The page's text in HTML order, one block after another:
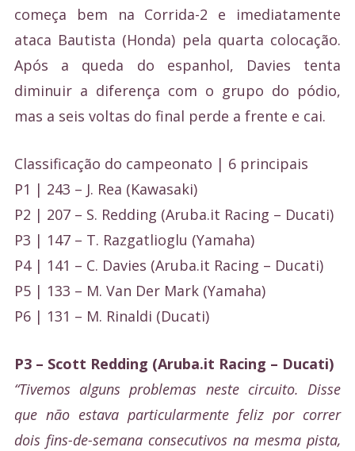
começa bem na Corrida-2 e imediatamente
ataca Bautista (Honda) pela quarta colocação.
Após a queda do espanhol, Davies tenta
diminuir a diferença com o grupo do pódio,
mas a seis voltas do final perde a frente e cai.
Classificação do campeonato | 6 principais
P1 | 243 – J. Rea (Kawasaki)
P2 | 207 – S. Redding (Aruba.it Racing – Ducati)
P3 | 147 – T. Razgatlioglu (Yamaha)
P4 | 141 – C. Davies (Aruba.it Racing – Ducati)
P5 | 133 – M. Van Der Mark (Yamaha)
P6 | 131 – M. Rinaldi (Ducati)
P3 – Scott Redding (Aruba.it Racing – Ducati)
“Tivemos alguns problemas neste circuito. Disse
que não estava particularmente feliz por correr
dois fins-de-semana consecutivos na mesma pista,